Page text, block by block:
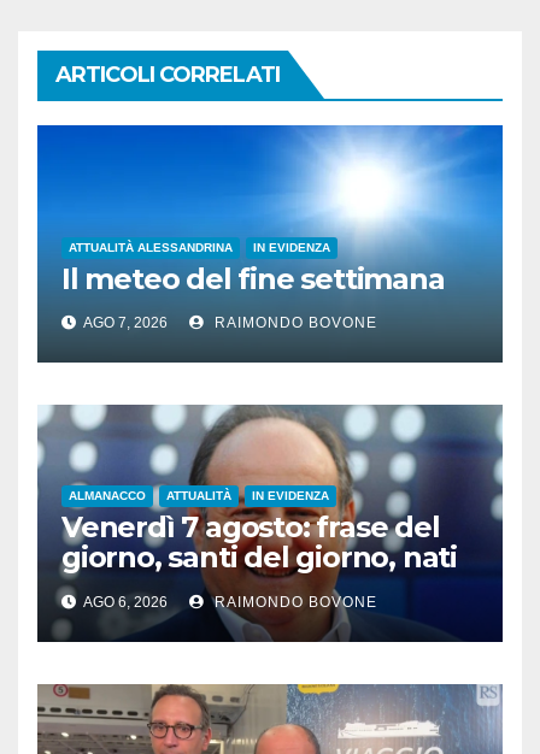
ARTICOLI CORRELATI
ATTUALITÀ ALESSANDRINA IN EVIDENZA
Il meteo del fine settimana
AGO 7, 2026 RAIMONDO BOVONE
ALMANACCO ATTUALITÀ IN EVIDENZA
Venerdì 7 agosto: frase del
giorno, santi del giorno, nati
famosi, accadde oggi
AGO 6, 2026 RAIMONDO BOVONE